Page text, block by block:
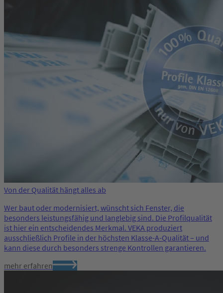
Von der Qualität hängt alles ab
Wer baut oder modernisiert, wünscht sich Fenster, die
besonders leistungsfähig und langlebig sind. Die Profilqualität
ist hier ein entscheidendes Merkmal. VEKA produziert
ausschließlich Profile in der höchsten Klasse-A-Qualität – und
kann diese durch besonders strenge Kontrollen garantieren.
mehr erfahren